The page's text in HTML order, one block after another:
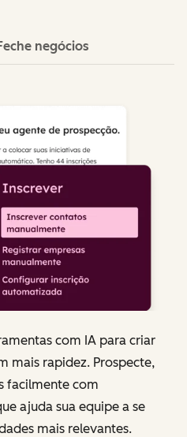
negócios
com IA para criar
mais rapidez. Prospecte,
facilmente com
ajuda sua equipe a se
mais relevantes.